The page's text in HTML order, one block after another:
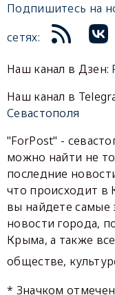
Подпишитесь на
сетях:
Наш канал в Дзен:
Наш канал в
Севастополя
"ForPost" -
можно найти не
последние
что происходит в
вы найдете самые
новости города,
Крыма, а также
обществе,
* Значком